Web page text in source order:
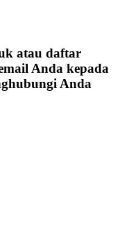
atau daftar
Anda kepada
Anda